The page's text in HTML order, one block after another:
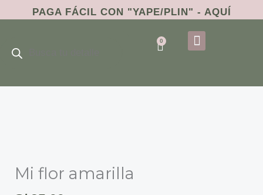
al
PAGA FÁCIL CON "YAPE/PLIN" - AQUÍ
0
Cart
Mi flor amarilla
amarilla